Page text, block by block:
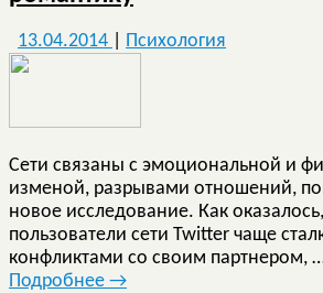
13.04.2014 Психология
Сети связаны с эмоциональной и
изменой, разрывами отношений,
новое исследование. Как
пользователи сети Twitter чаще
конфликтами со своим партнером,
Подробнее →